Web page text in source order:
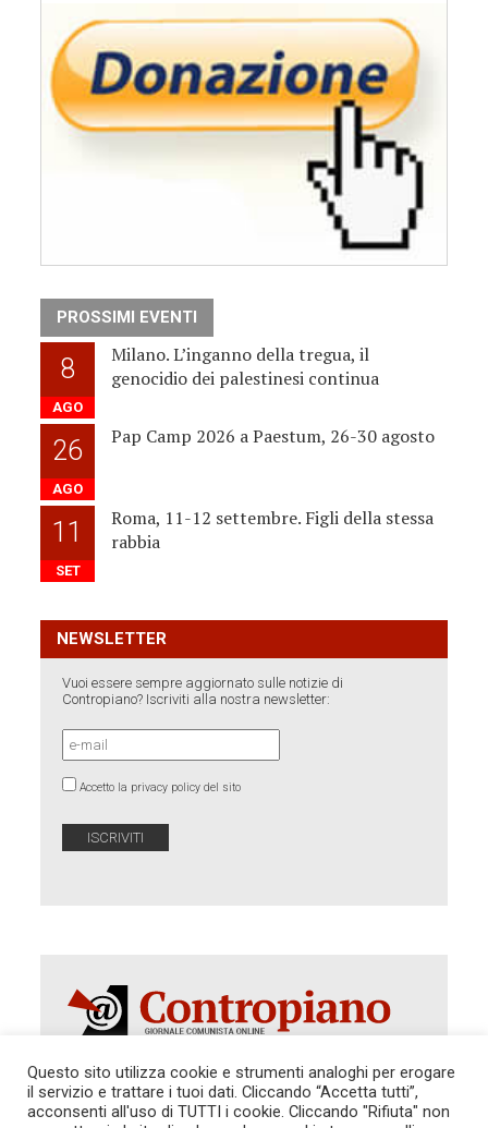
PROSSIMI EVENTI
8
AGO
Milano. L’inganno della tregua, il
genocidio dei palestinesi continua
26
AGO
Pap Camp 2026 a Paestum, 26-30 agosto
11
SET
Roma, 11-12 settembre. Figli della stessa
rabbia
NEWSLETTER
Vuoi essere sempre aggiornato sulle notizie di
Contropiano? Iscriviti alla nostra newsletter:
Accetto la privacy policy del sito
Autorizzazione del Tribunale di Roma 286 del 31
Questo sito utilizza cookie e strumenti analoghi per erogare
il servizio e trattare i tuoi dati. Cliccando “Accetta tutti”,
acconsenti all'uso di TUTTI i cookie. Cliccando "Rifiuta" non